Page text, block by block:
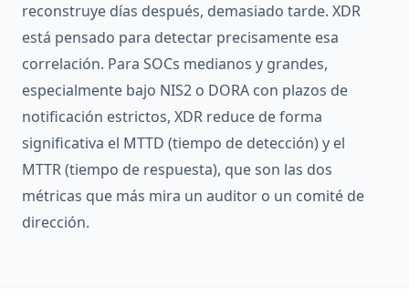
reconstruye días después, demasiado tarde. XDR
está pensado para detectar precisamente esa
correlación. Para SOCs medianos y grandes,
especialmente bajo NIS2 o DORA con plazos de
notificación estrictos, XDR reduce de forma
significativa el MTTD (tiempo de detección) y el
MTTR (tiempo de respuesta), que son las dos
métricas que más mira un auditor o un comité de
dirección.